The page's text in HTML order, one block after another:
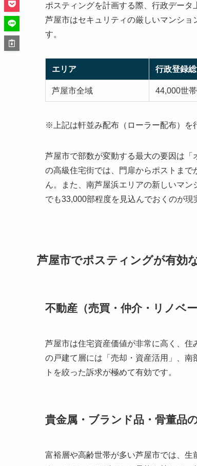
ポスティングを計画する際、行政データ
芦屋市はセキュリティの厳しいマンシ
す。
エリア 行政登録
芦屋市全域 44,000世帯
※上記は軒並み配布（ローラー配布）を
芦屋市で部数が変動する最大の要因は
の高級住宅街では、門扉からポストま
ん。また、南芦屋浜エリアの新しいマ
でも33,000部程度を見込んでおくのが現
芦屋市でポスティングが有効
不動産（売買・仲介・リノベー
芦屋市は住宅資産価値が非常に高く、
の戸建て層には「売却・資産活用」、
トを絞った訴求が極めて有効です。
貴金属・ブランド品・骨董品
富裕層や高齢世帯が多い芦屋市では、